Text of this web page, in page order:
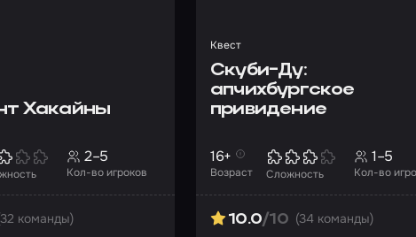
Хакайны
Кол-во игроков
2–5
команды)
Квест
Скуби-Ду:
апчихбургское
привидение
Возраст
16+
Сложность Кол-во
1–5
10.0/10 (34 команды)